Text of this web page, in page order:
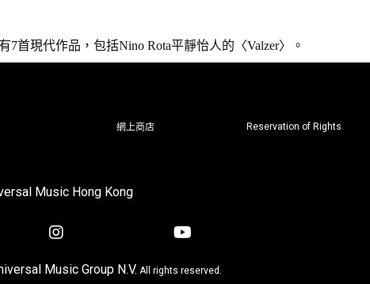
首現代作品，包括Nino Rota平靜怡人的〈Valzer〉。
網上商店 Reservation of Rights
Music Hong Kong
Music Group N.V. All rights reserved.